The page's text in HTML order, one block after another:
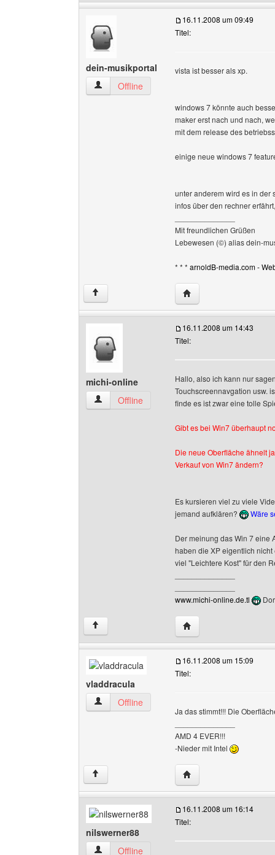
dein-musikportal
dein-musikportal Benutzer-Profile anzeigen
Offline
16.11.2008 um 09:49
Titel:
vista ist besser als xp.
windows 7 könnte auch
maker erst nach und nach,
mit dem release des
einige neue windows 7
unter anderem wird es in der
infos über den rechner
Mit freundlichen Grüßen
Lebewesen (©) alias dein-
* * * arnoldB-media.com -
↑ Website dieses
michi-online
michi-online Benutzer-Profile anzeigen
Offline
16.11.2008 um 14:43
Titel:
Hallo, also ich kann nur
Touchscreennavgation usw.
finde es ist zwar eine tolle
Gibt es bei Win7 überhaupt
Die neue Oberfläche ähnelt
Verkauf von Win7 ändern?
Es kursieren viel zu viele
jemand aufklären?
Wäre
Der meinung das Win 7 eine
haben die XP eigentlich
viel "Leichtere Kost" für den
www.michi-online.de.tl
↑ Website dieses
vladdracula
vladdracula Benutzer-Profile anzeigen
Offline
16.11.2008 um 15:09
Titel:
Ja das stimmt!!! Die
AMD 4 EVER!!!
-Nieder mit Intel
↑ Website dieses
nilswerner88
nilswerner88 Benutzer-Profile anzeigen
Offline
16.11.2008 um 16:14
Titel: